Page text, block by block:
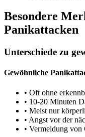
Besondere
Panikattacken
Unterschiede zu
Gewöhnliche
• Oft ohne
• 10-20 Minuten
• Meist nur
• Angst vor der
• Vermeidung von